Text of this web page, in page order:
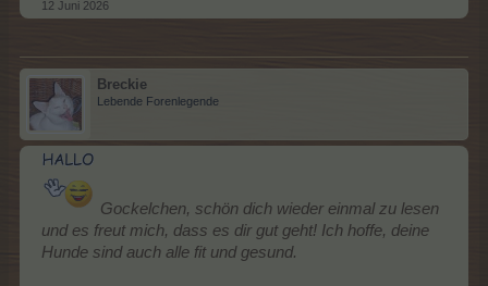
12 Juni 2026
Breckie
Lebende Forenlegende
Gockelchen, schön dich wieder einmal zu lesen
und es freut mich, dass es dir gut geht! Ich hoffe, deine
Hunde sind auch alle fit und gesund.